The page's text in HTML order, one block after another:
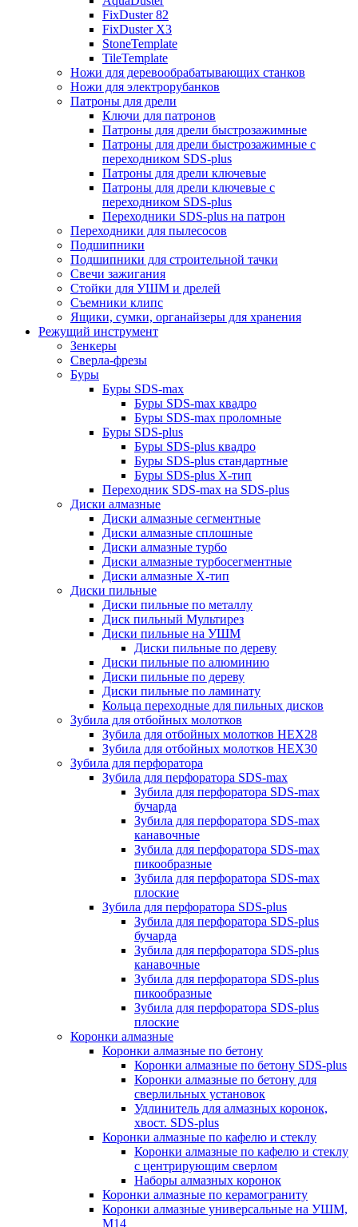
FixDuster 82
FixDuster Х3
StoneTemplate
TileTemplate
Ножи для деревообрабатывающих станков
Ножи для электрорубанков
Патроны для дрели
Ключи для патронов
Патроны для дрели быстрозажимные
Патроны для дрели быстрозажимные с
переходником SDS-plus
Патроны для дрели ключевые
Патроны для дрели ключевые с
переходником SDS-plus
Переходники SDS-plus на патрон
Переходники для пылесосов
Подшипники
Подшипники для строительной тачки
Свечи зажигания
Стойки для УШМ и дрелей
Съемники клипс
Ящики, сумки, органайзеры для хранения
Режущий инструмент
Зенкеры
Сверла-фрезы
Буры
Буры SDS-max
Буры SDS-max квадро
Буры SDS-max проломные
Буры SDS-plus
Буры SDS-plus квадро
Буры SDS-plus стандартные
Буры SDS-plus Х-тип
Переходник SDS-max на SDS-plus
Диски алмазные
Диски алмазные сегментные
Диски алмазные сплошные
Диски алмазные турбо
Диски алмазные турбосегментные
Диски алмазные Х-тип
Диски пильные
Диски пильные по металлу
Диск пильный Мультирез
Диски пильные на УШМ
Диски пильные по дереву
Диски пильные по алюминию
Диски пильные по дереву
Диски пильные по ламинату
Кольца переходные для пильных дисков
Зубила для отбойных молотков
Зубила для отбойных молотков HEX28
Зубила для отбойных молотков HEX30
Зубила для перфоратора
Зубила для перфоратора SDS-max
Зубила для перфоратора SDS-max
бучарда
Зубила для перфоратора SDS-max
канавочные
Зубила для перфоратора SDS-max
пикообразные
Зубила для перфоратора SDS-max
плоские
Зубила для перфоратора SDS-plus
Зубила для перфоратора SDS-plus
бучарда
Зубила для перфоратора SDS-plus
канавочные
Зубила для перфоратора SDS-plus
пикообразные
Зубила для перфоратора SDS-plus
плоские
Коронки алмазные
Коронки алмазные по бетону
Коронки алмазные по бетону SDS-plus
Коронки алмазные по бетону для
сверлильных установок
Удлинитель для алмазных коронок,
хвост. SDS-plus
Коронки алмазные по кафелю и стеклу
Коронки алмазные по кафелю и стеклу
c центрирующим сверлом
Наборы алмазных коронок
Коронки алмазные по керамограниту
Коронки алмазные универсальные на УШМ,
М14